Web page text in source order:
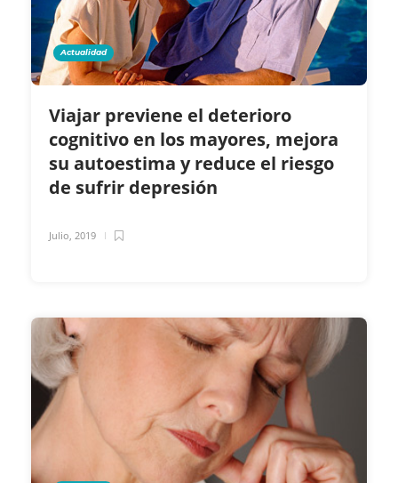
Actualidad
Viajar previene el deterioro
cognitivo en los mayores, mejora
su autoestima y reduce el riesgo
de sufrir depresión
Julio, 2019